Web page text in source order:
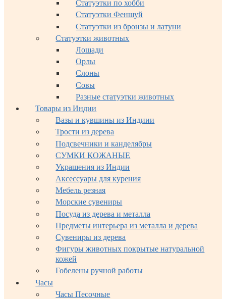
Статуэтки по хобби
Статуэтки Феншуй
Статуэтки из бронзы и латуни
Статуэтки животных
Лошади
Орлы
Слоны
Совы
Разные статуэтки животных
Товары из Индии
Вазы и кувшины из Индиии
Трости из дерева
Подсвечники и канделябры
СУМКИ КОЖАНЫЕ
Украшения из Индии
Аксессуары для курения
Мебель резная
Морские сувениры
Посуда из дерева и металла
Предметы интерьера из металла и дерева
Сувениры из дерева
Фигуры животных покрытые натуральной
кожей
Гобелены ручной работы
Часы
Часы Песочные